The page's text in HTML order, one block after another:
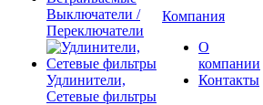
Выключатели /
Переключатели
Удлинители,
Сетевые фильтры
Компания
О
компании
Контакты